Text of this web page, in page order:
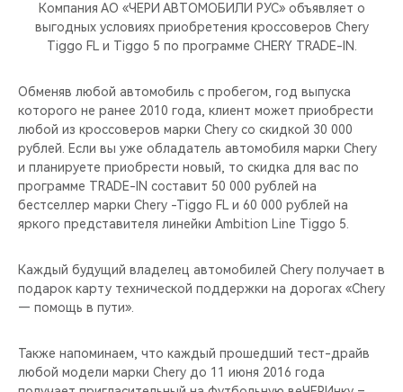
КРОССОВЕРЫ
СЕДАНЫ
НОВИНКИ
КРЕДИТ И СТРАХОВАНИЕ
ЗАПЧАСТИ И АКСЕССУАРЫ
CHERY CONNECT
О БРЕНДЕ
ЛЮДИ CHERY
БЛАГОТВОРИТЕЛЬНОСТЬ
CHERY REMOTE
НАШИ МЕРОПРИЯТИЯ
CHERY ДЛЯ ДЕТЕЙ
КРЕДИТ
МЫ В СОЦСЕТЯХ
Компания АО «ЧЕРИ АВТОМОБИЛИ РУС» объявляет о
выгодных условиях приобретения кроссоверов Chery
Tiggo FL и Tiggo 5 по программе CHERY TRADE-IN.
Обменяв любой автомобиль с пробегом, год выпуска
которого не ранее 2010 года, клиент может приобрести
любой из кроссоверов марки Chery cо скидкой 30 000
рублей. Если вы уже обладатель автомобиля марки Chery
и планируете приобрести новый, то скидка для вас по
программе TRADE-IN составит 50 000 рублей на
бестселлер марки Chery -Tiggo FL и 60 000 рублей на
яркого представителя линейки Ambition Line Tiggo 5.
Каждый будущий владелец автомобилей Chery получает в
подарок карту технической поддержки на дорогах «Chery
— помощь в пути».
Также напоминаем, что каждый прошедший тест-драйв
любой модели марки Chery до 11 июня 2016 года